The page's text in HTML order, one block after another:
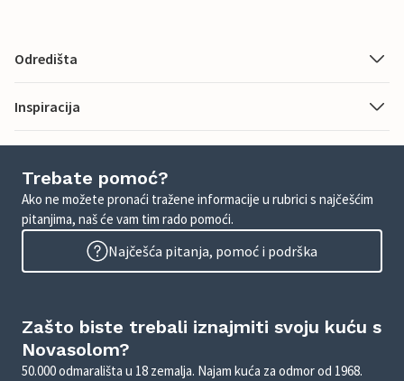
Odredišta
Inspiracija
Trebate pomoć?
Ako ne možete pronaći tražene informacije u rubrici s najčešćim
pitanjima, naš će vam tim rado pomoći.
Najčešća pitanja, pomoć i podrška
Zašto biste trebali iznajmiti svoju kuću s
Novasolom?
50.000 odmarališta u 18 zemalja. Najam kuća za odmor od 1968.